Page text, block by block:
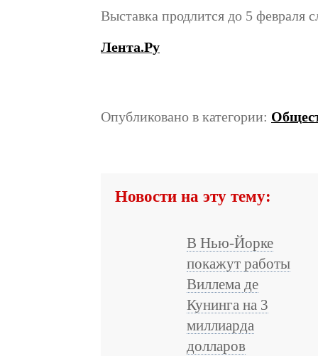
Выставка продлится до 5 февраля
Лента.Ру
Опубликовано в категории:
Новости на эту тему:
В Нью-Йорке
покажут работы
Виллема де
Кунинга на 3
миллиарда
долларов